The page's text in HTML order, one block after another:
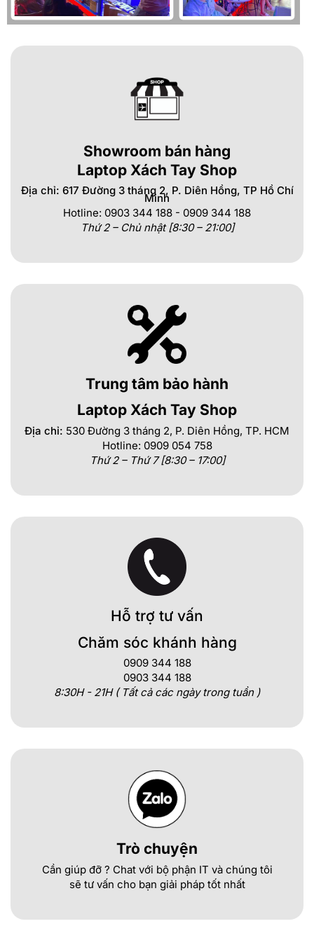
Showroom bán hàng
Laptop Xách Tay Shop
Địa chỉ: 617 Đường 3 tháng 2, P. Diên Hồng, TP Hồ Chí
Minh
Hotline: 0903 344 188 - 0909 344 188
Thứ 2 – Chủ nhật [8:30 – 21:00]
Trung tâm bảo hành
Laptop Xách Tay Shop
Địa chỉ: 530 Đường 3 tháng 2, P. Diên Hồng, TP. HCM
Hotline: 0909 054 758
Thứ 2 – Thứ 7 [8:30 – 17:00]
Hỗ trợ tư vấn
Chăm sóc khánh hàng
0909 344 188
0903 344 188
8:30H - 21H ( Tất cả các ngày trong tuần )
Trò chuyện
Cần giúp đỡ ? Chat với bộ phận IT và chúng tôi
sẽ tư vấn cho bạn giải pháp tốt nhất